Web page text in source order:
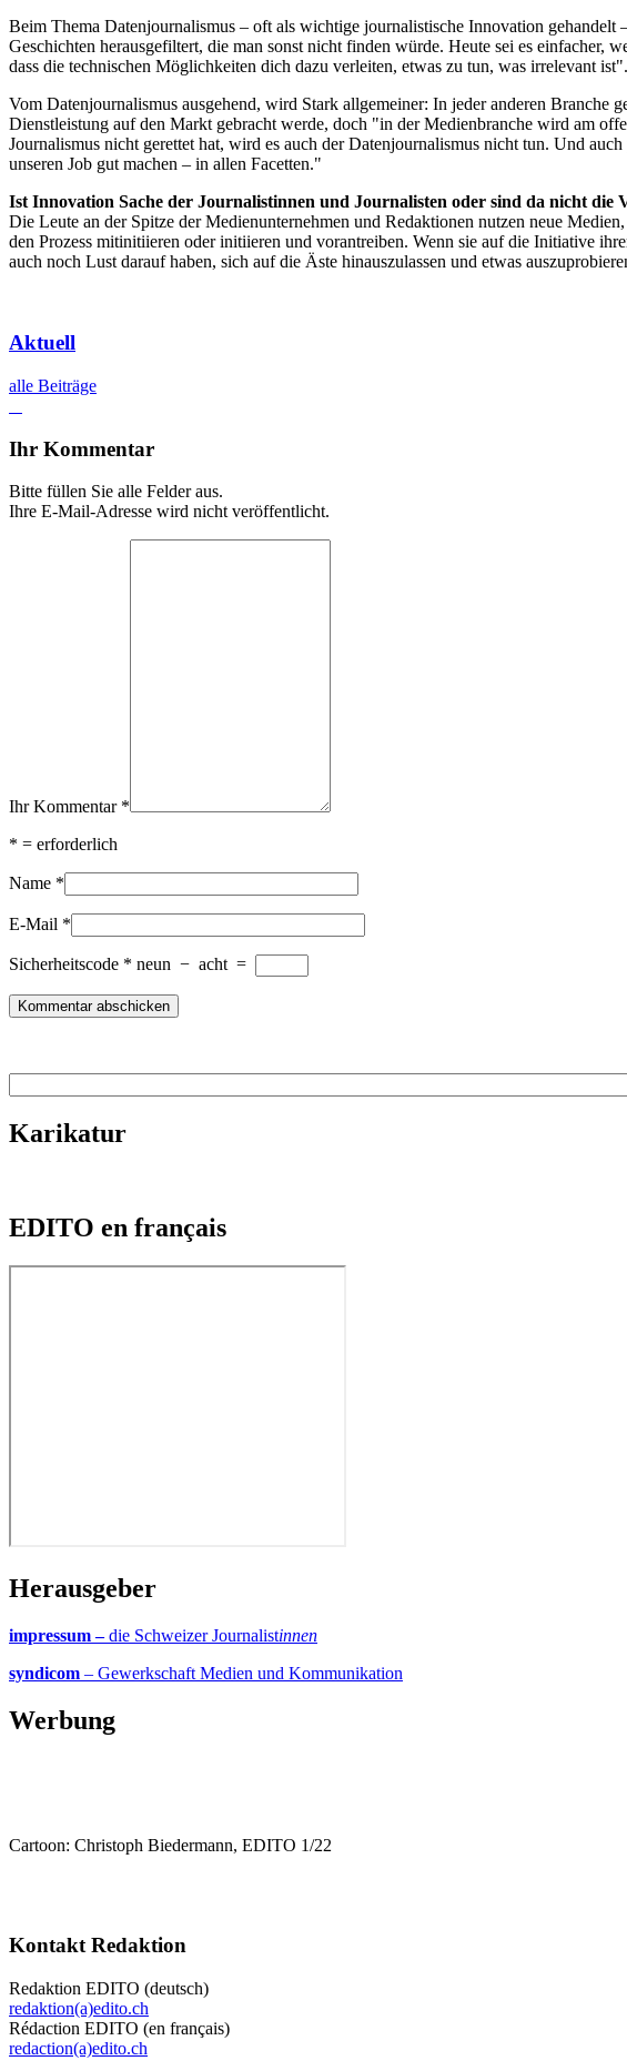
Beim Thema Datenjournalismus – oft als wichtige journalistische Innovation
Geschichten herausgefiltert, die man sonst nicht finden würde. Heute sei es einfacher,
dass die technischen Möglichkeiten dich dazu verleiten, etwas zu tun, was irrelevant
Vom Datenjournalismus ausgehend, wird Stark allgemeiner: In jeder anderen
Dienstleistung auf den Markt gebracht werde, doch "in der Medienbranche wird am
Journalismus nicht gerettet hat, wird es auch der Datenjournalismus nicht tun. Und
unseren Job gut machen – in allen Facetten."
Ist Innovation Sache der Journalistinnen und Journalisten oder sind da nicht die
Die Leute an der Spitze der Medienunternehmen und Redaktionen nutzen neue
den Prozess mitinitiieren oder initiieren und vorantreiben. Wenn sie auf die Initiative
auch noch Lust darauf haben, sich auf die Äste hinauszulassen und etwas
Aktuell
alle Beiträge
Ihr Kommentar
Bitte füllen Sie alle Felder aus.
Ihre E-Mail-Adresse wird nicht veröffentlicht.
Ihr Kommentar *
* = erforderlich
Name *
E-Mail *
Sicherheitscode * neun − acht =
Karikatur
EDITO en français
Herausgeber
impressum –die Schweizer Journalistinnen
syndicom – Gewerkschaft Medien und Kommunikation
Werbung
Cartoon: Christoph Biedermann, EDITO 1/22
Kontakt Redaktion
Redaktion EDITO (deutsch)
redaktion(a)edito.ch
Rédaction EDITO (en français)
redaction(a)edito.ch